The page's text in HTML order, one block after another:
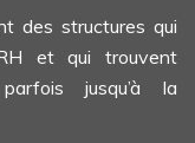
des structures qui
et qui trouvent
jusqu’à la